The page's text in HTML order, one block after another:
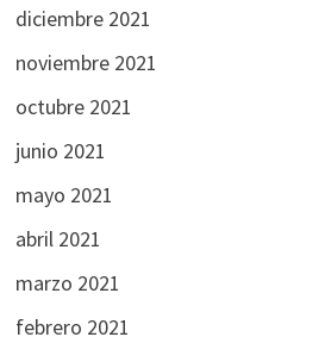
diciembre 2021
noviembre 2021
octubre 2021
junio 2021
mayo 2021
abril 2021
marzo 2021
febrero 2021